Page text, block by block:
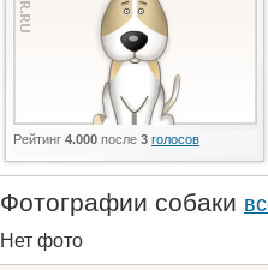
Рейтинг 4.000 после 3 голосов
Фотографии собаки
Нет фото